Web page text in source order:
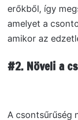
erőkből, így
amelyet a
amikor az
#2. Növeli a
A csontsűrűség